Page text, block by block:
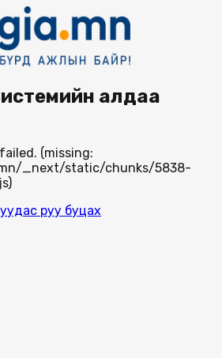
алдаа
(missing:
_next/static/chunks/5838-
руу буцах